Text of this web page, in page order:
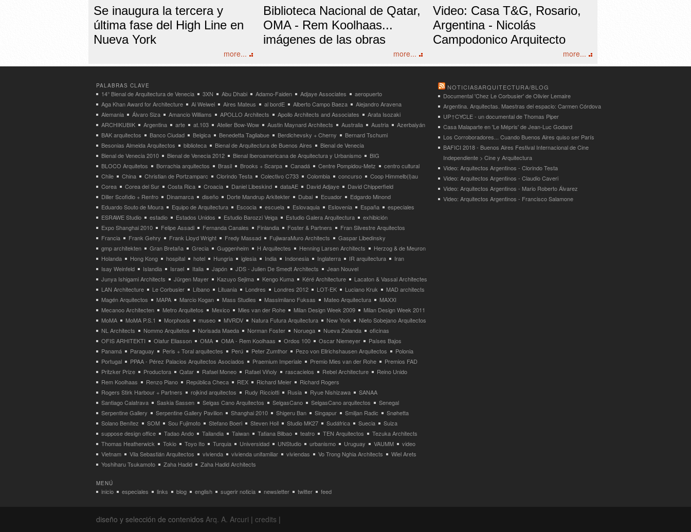
Se inaugura la tercera y
última fase del High Line en
Nueva York
more...
Biblioteca Nacional de Qatar,
OMA - Rem Koolhaas...
imágenes de las obras
more...
Video: Casa T&G, Rosario,
Argentina - Nicolás
Campodonico Arquitecto
more...
PALABRAS CLAVE
14° Bienal de Arquitectura de Venecia 3XN Abu Dhabi Adamo-Faiden Adjaye Associates
aeropuerto
Aga Khan Award for Architecture
Ai Weiwei Aires Mateus al bordE Alberto Campo Baeza
Alejandro Aravena
Alemania
Álvaro Siza Amancio Williams APOLLO Architects Apollo Architects and Associates
Arata Isozaki
ARCHIKUBIK
Argentina arte at.103 Atelier Bow-Wow Austin Maynard Architects Australia Austria
Azerbaiyán
BAK arquitectos
Banco Ciudad Belgica Benedetta Tagliabue Berdichevsky + Cherny
Bernard Tschumi
Besonias Almeida Arquitectos
biblioteca Bienal de Arquitectura de Buenos Aires
Bienal de Venecia
Bienal de Venecia 2010
Bienal de Venecia 2012 Bienal Iberoamericana de Arquitectura y Urbanismo
BIG
BLOCO Arquitetos
Borrachia arquitectos Brasil Brooks + Scarpa Canadá Centre Pompidou-Metz
centro cultural
Chile
China Christian de Portzamparc Clorindo Testa Colectivo C733 Colombia concurso
Coop Himmelb(l)au
Corea
Corea del Sur Costa Rica Croacia Daniel Libeskind dataAE David Adjaye
David Chipperfield
Diller Scofidio + Renfro
Dinamarca diseño Dorte Mandrup Arkitekter Dubai Ecuador
Edgardo Minond
Eduardo Souto de Moura
Equipo de Arquitectura Escocia escuela Eslovaquia Eslovenia España
especiales
ESRAWE Studio
estadio Estados Unidos Estudio Barozzi Veiga Estudio Galera Arquitectura
exhibición
Expo Shanghai 2010
Felipe Assadi Fernanda Canales Finlandia Foster & Partners
Fran Silvestre Arquitectos
Francia
Frank Gehry Frank Lloyd Wright Fredy Massad FujiwaraMuro Architects
Gaspar Libedinsky
gmp architekten
Gran Bretaña Grecia Guggenheim H Arquitectes Henning Larsen Architects
Herzog & de Meuron
Holanda
Hong Kong hospital hotel Hungria iglesia India Indonesia Inglaterra IR arquitectura
Iran
Isay Weinfeld
Islandia Israel Italia Japón JDS - Julien De Smedt Architects
Jean Nouvel
Junya Ishigami Architects
Jürgen Mayer Kazuyo Sejima Kengo Kuma Kéré Architecture
Lacaton & Vassal Architectes
LAN Architecture
Le Corbusier Líbano Lituania Londres Londres 2012 LOT-EK Luciano Kruk
MAD architects
Magén Arquitectos
MAPA Marcio Kogan Mass Studies Massimilano Fuksas Mateo Arquitectura
MAXXI
Mecanoo Architecten
Metro Arquitetos Mexico Mies van der Rohe Milan Design Week 2009
Milan Design Week 2011
MoMA
MoMA P.S.1 Morphosis museo MVRDV Natura Futura Arquitectura New York
Nieto Sobejano Arquitectos
NL Architects
Nommo Arquitetos Norisada Maeda Norman Foster Noruega Nueva Zelanda
oficinas
OFIS ARHITEKTI
Olafur Eliasson OMA OMA - Rem Koolhaas Ordos 100 Oscar Niemeyer
Países Bajos
Panamá
Paraguay Peris + Toral arquitectes Perú Peter Zumthor Pezo von Ellrichshausen Arquitectos
Polonia
Portugal
PPAA - Pérez Palacios Arquitectos Asociados Praemium Imperiale Premio Mies van der Rohe
Premios FAD
Pritzker Prize
Productora Qatar Rafael Moneo Rafael Viñoly rascacielos Rebel Architecture
Reino Unido
Rem Koolhaas
Renzo Piano República Checa REX Richard Meier
Richard Rogers
Rogers Stirk Harbour + Partners
rojkind arquitectos Rudy Ricciotti Rusia Ryue Nishizawa
SANAA
Santiago Calatrava
Saskia Sassen Selgas Cano Arquitectos SelgasCano SelgasCano arquitectos
Senegal
Serpentine Gallery
Serpentine Gallery Pavilion Shanghai 2010 Shigeru Ban Singapur Smiljan Radic
Snøhetta
Solano Benítez
SOM Sou Fujimoto Stefano Boeri Steven Holl Studio MK27 Sudáfrica Suecia
Suiza
suppose design office
Tadao Ando Tailandia Taiwan Tatiana Bilbao teatro TEN Arquitectos
Tezuka Architects
Thomas Heatherwick
Tokio Toyo Ito Turquia Universidad UNStudio urbanismo Uruguay VAUMM
video
Vietnam
Vila Sebastián Arquitectos vivienda vivienda unifamiliar viviendas Vo Trong Nghia Architects
Wiel Arets
Yoshiharu Tsukamoto
Zaha Hadid Zaha Hadid Architects
MENÚ
inicio especiales links blog english sugerir noticia newsletter twitter feed
NOTICIASARQUITECTURA/BLOG
Documental 'Chez Le Corbusier' de Olivier Lemaire
Argentina. Arquitectas. Maestras del espacio: Carmen Córdova
UP↑CYCLE - un documental de Thomas Piper
Casa Malaparte en 'Le Mépris' de Jean-Luc Godard
Los Corroboradores... Cuando Buenos Aires quiso ser París
BAFICI 2018 - Buenos Aires Festival Internacional de Cine
Independiente > Cine y Arquitectura
Video: Arquitectos Argentinos - Clorindo Testa
Video: Arquitectos Argentinos - Claudio Caveri
Video: Arquitectos Argentinos - Mario Roberto Álvarez
Video: Arquitectos Argentinos - Francisco Salamone
diseño y selección de contenidos Arq. A. Arcuri | credits |